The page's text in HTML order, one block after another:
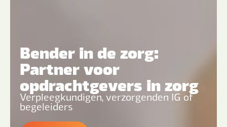
Bender in de zorg:
Partner voor
opdrachtgevers in zorg
Verpleegkundigen, verzorgenden IG of
begeleiders